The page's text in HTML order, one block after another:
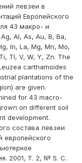
левзеи в
Европейского
43 макро- и
Al, As, Au, B, Ba,
In, La, Mg, Mn, Mo,
Tl, V, W, Y, Zn. The
carthamoides
plantations of the
are given.
for 43 macro-
on different soil
development.
состава левзеи
европейского
2001, Т. 2, № 5. С.